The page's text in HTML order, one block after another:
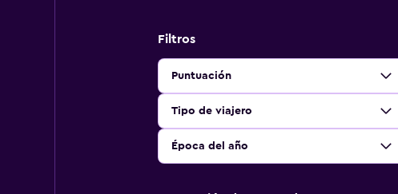
Filtros
Puntuación
Tipo de viajero
Época del año